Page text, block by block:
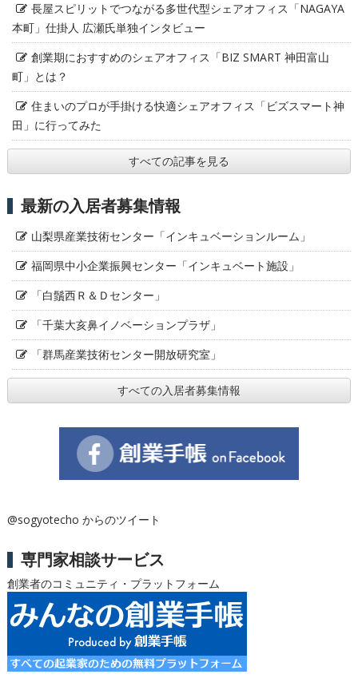
長屋スピリットでつながる多世代型シェアオフィス「NAGAYA
本町」仕掛人 広瀬氏単独インタビュー
創業期におすすめのシェアオフィス「BIZ SMART 神田富山
町」とは？
住まいのプロが手掛ける快適シェアオフィス「ビズスマート神
田」に行ってみた
すべての記事を見る
最新の入居者募集情報
山梨県産業技術センター「インキュベーションルーム」
福岡県中小企業振興センター「インキュベート施設」
「白鬚西Ｒ＆Ｄセンター」
「千葉大亥鼻イノベーションプラザ」
「群馬産業技術センター開放研究室」
すべての入居者募集情報
@sogyotecho からのツイート
専門家相談サービス
創業者のコミュニティ・プラットフォーム